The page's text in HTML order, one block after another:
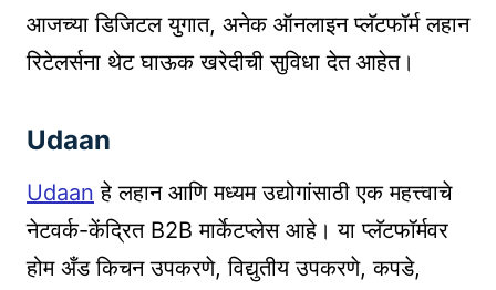
आजच्या डिजिटल युगात, अनेक ऑनलाइन प्लॅटफॉर्म लहान
रिटेलर्सना थेट घाऊक खरेदीची सुविधा देत आहेत।
Udaan
Udaan हे लहान आणि मध्यम उद्योगांसाठी एक महत्त्वाचे
नेटवर्क-केंद्रित B2B मार्केटप्लेस आहे। या प्लॅटफॉर्मवर
होम अँड किचन उपकरणे, विद्युतीय उपकरणे, कपडे,